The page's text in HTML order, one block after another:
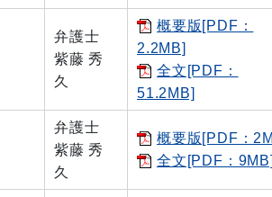
弁護士
紫藤 秀
久
概要版[PDF：
2.2MB]
全文[PDF：
51.2MB]
弁護士
紫藤 秀
久
概要版[PDF：
全文[PDF：9MB]